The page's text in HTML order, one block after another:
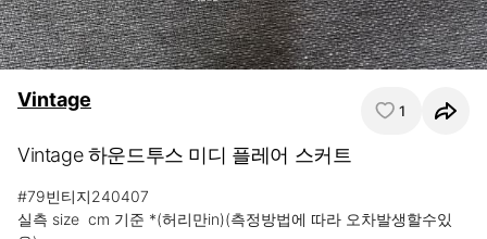
Vintage 1
Vintage 하운드투스 미디 플레어 스커트
#79빈티지240407
실측 size  cm 기준 *(허리만in)(측정방법에 따라 오차발생할수있